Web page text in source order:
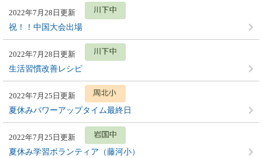
2022年7月28日更新
祝！！中国大会出場
2022年7月28日更新
生活習慣改善レシピ
2022年7月25日更新
夏休みパワーアップタイム最終日
2022年7月25日更新
夏休み学習ボランティア（藤河小）